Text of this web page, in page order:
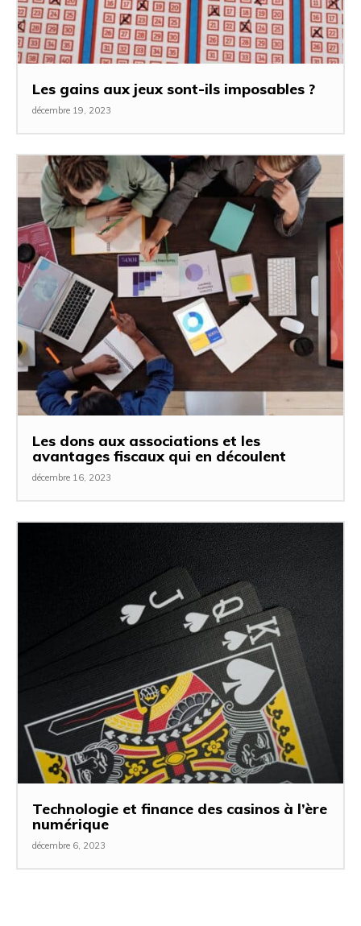
Les gains aux jeux sont-ils imposables ?
décembre 19, 2023
Les dons aux associations et les
avantages fiscaux qui en découlent
décembre 16, 2023
Technologie et finance des casinos à l’ère
numérique
décembre 6, 2023